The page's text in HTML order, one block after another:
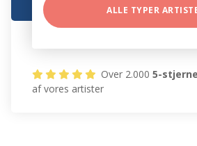
ALLE TYPER
Over 2.0005-
af vores artister